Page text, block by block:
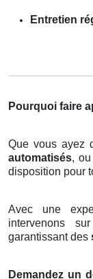
Entretien
Pourquoi faire
Que vous ayez
automatisés, ou
disposition pour
Avec une
intervenons
garantissant des
Demandez un